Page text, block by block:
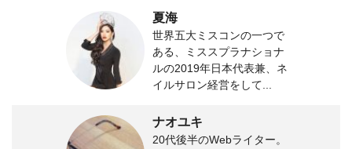
夏海
世界五大ミスコンの一つで
ある、ミススプラナショナ
ルの2019年日本代表兼、ネ
イルサロン経営をして...
ナオユキ
20代後半のWebライター。